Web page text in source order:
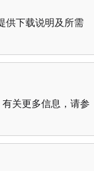
供下载说明及所需
关更多信息，请参